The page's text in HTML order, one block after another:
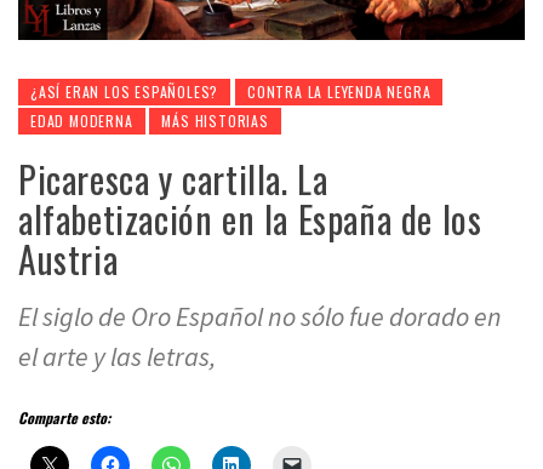
¿ASÍ ERAN LOS ESPAÑOLES?
CONTRA LA LEYENDA NEGRA
EDAD MODERNA
MÁS HISTORIAS
Picaresca y cartilla. La
alfabetización en la España de los
Austria
El siglo de Oro Español no sólo fue dorado en
el arte y las letras,
Comparte esto: